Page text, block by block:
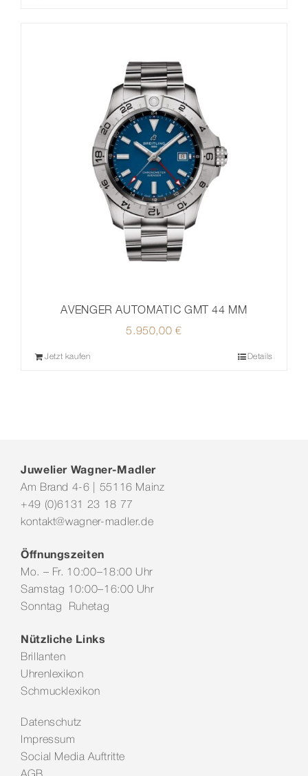
AVENGER AUTOMATIC GMT 44 MM
5.950,00€
Jetzt kaufen Details
Juwelier Wagner-Madler
Am Brand 4-6 | 55116 Mainz
+49 (0)6131 23 18 77
kontakt@wagner-madler.de
Öffnungszeiten
Mo. – Fr. 10:00–18:00 Uhr
Samstag 10:00–16:00 Uhr
Sonntag Ruhetag
Nützliche Links
Brillanten
Uhrenlexikon
Schmucklexikon
Datenschutz
Impressum
Social Media Auftritte